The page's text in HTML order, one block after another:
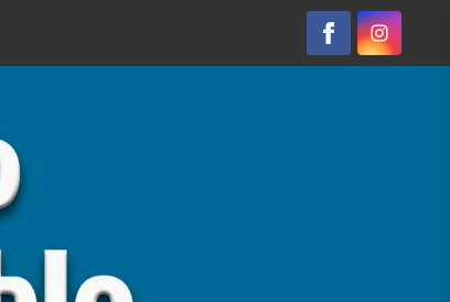
FacebookInstagram